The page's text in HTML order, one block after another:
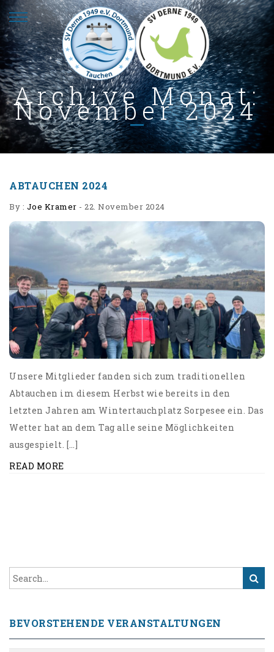
Archive Monat:
November 2024
ABTAUCHEN 2024
By : Joe Kramer - 22. November 2024
Unsere Mitglieder fanden sich zum traditionellen
Abtauchen im diesem Herbst wie bereits in den
letzten Jahren am Wintertauchplatz Sorpesee ein. Das
Wetter hat an dem Tag alle seine Möglichkeiten
ausgespielt. […]
READ MORE
BEVORSTEHENDE VERANSTALTUNGEN